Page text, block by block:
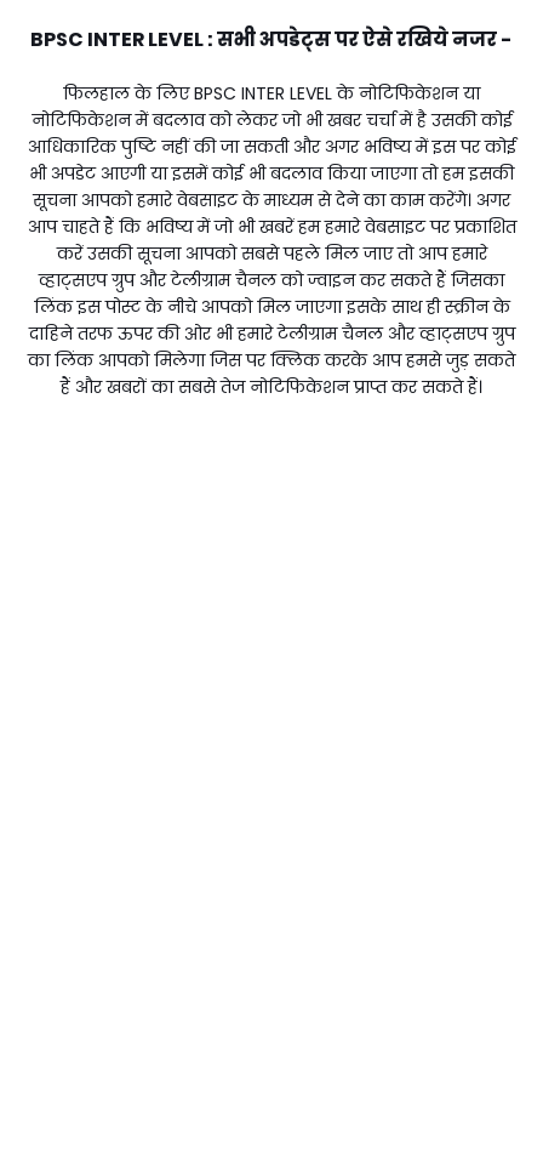
BPSC INTER LEVEL : सभी अपडेट्स पर ऐसेरखियेनजर -
फिलहाल के लिए BPSC INTER LEVEL के नोटिफिकेशन या
नोटिफिकेशन में बदलाव को लेकर जो भी खबर चर्चा में है उसकी कोई
आधिकारिक पुष्टि नहीं की जा सकती और अगर भविष्य में इस पर कोई
भी अपडेट आएगी या इसमें कोई भी बदलाव किया जाएगा तो हम इसकी
सूचना आपको हमारे वेबसाइट के माध्यम से देने का काम करेंगे। अगर
आप चाहते हैं कि भविष्य में जो भी खबरें हम हमारे वेबसाइट पर प्रकाशित
करें उसकी सूचना आपको सबसे पहले मिल जाए तो आप हमारे
व्हाट्सएप ग्रुप और टेलीग्राम चैनल को ज्वाइन कर सकते हैं जिसका
लिंक इस पोस्ट के नीचे आपको मिल जाएगा इसके साथ ही स्क्रीन के
दाहिने तरफ ऊपर की ओर भी हमारे टेलीग्राम चैनल और व्हाट्सएप ग्रुप
का लिंक आपको मिलेगा जिस पर क्लिक करके आप हमसे जुड़ सकते
हैं और खबरों का सबसे तेज नोटिफिकेशन प्राप्त कर सकते हैं।